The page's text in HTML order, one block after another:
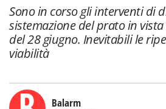
Sono in corso gli interventi di
sistemazione del prato in
del 28 giugno. Inevitabili le
viabilità
Balarm